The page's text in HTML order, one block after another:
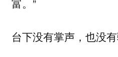
台下没有掌声，也没有